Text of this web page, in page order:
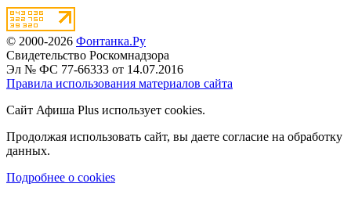
© 2000-2026 Фонтанка.Ру
Свидетельство Роскомнадзора
Эл № ФС 77-66333 от 14.07.2016
Правила использования материалов сайта
Сайт Афиша Plus использует cookies.
Продолжая использовать сайт, вы даете согласие на обработку
данных.
Подробнее о cookies